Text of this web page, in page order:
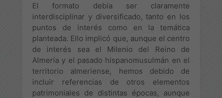
El formato debía ser claramente
interdisciplinar y diversificado, tanto en los
puntos de interés como en la temática
planteada. Ello implicó que, aunque el centro
de interés sea el Milenio del Reino de
Almería y el pasado hispanomusulmán en el
territorio almeriense, hemos debido de
incluir referencias de otros elementos
patrimoniales de distintas épocas, aunque